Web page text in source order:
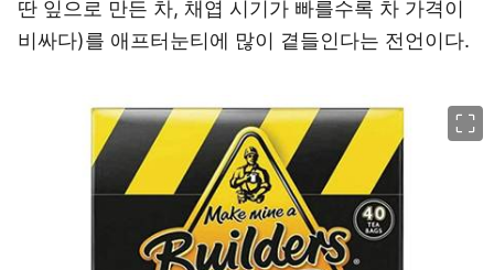
딴 잎으로 만든 차, 채엽 시기가 빠를수록 차 가격이
비싸다)를 애프터눈티에 많이 곁들인다는 전언이다.